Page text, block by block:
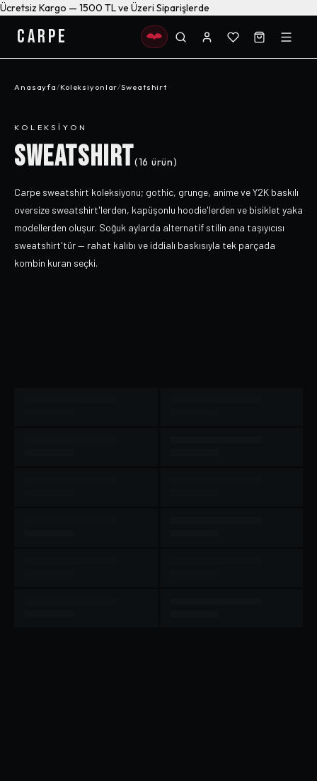
Ücretsiz Kargo — 1500 TL ve Üzeri Siparişlerde
CARPE
Anasayfa/Koleksiyonlar/Sweatshirt
KOLEKSIYON
SWEATSHIRT(16 ürün)
Carpe sweatshirt koleksiyonu; gothic, grunge, anime ve Y2K baskılı
oversize sweatshirt'lerden, kapüşonlu hoodie'lerden ve bisiklet yaka
modellerden oluşur. Soğuk aylarda alternatif stilin ana taşıyıcısı
sweatshirt'tür — rahat kalıbı ve iddialı baskısıyla tek parçada
kombin kuran seçki.